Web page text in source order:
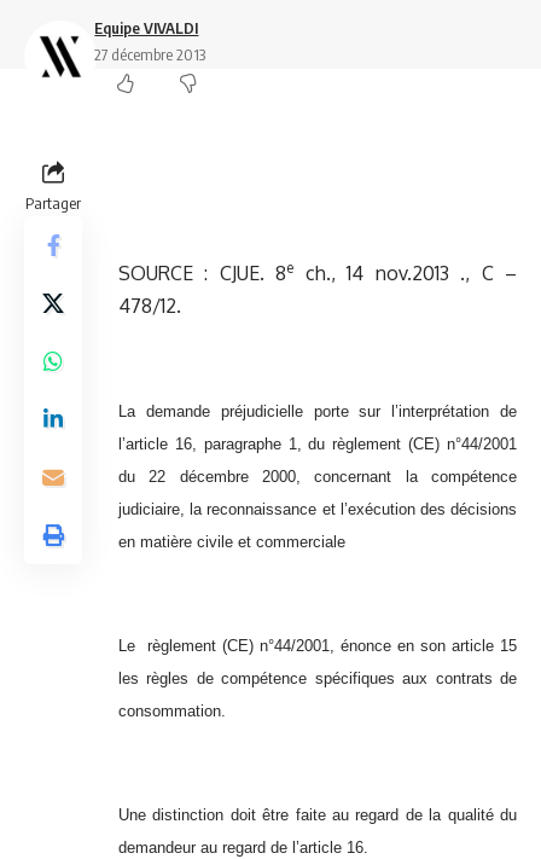
Equipe VIVALDI
27 décembre 2013
Partager
SOURCE : CJUE. 8e
ch., 14 nov.2013 ., C –
478/12.
La demande préjudicielle porte sur l’interprétation de
l’article 16, paragraphe 1, du règlement (CE) n°44/2001
du 22 décembre 2000, concernant la compétence
judiciaire, la reconnaissance et l’exécution des décisions
en matière civile et commerciale
Le règlement (CE) n°44/2001, énonce en son article 15
les règles de compétence spécifiques aux contrats de
consommation.
Une distinction doit être faite au regard de la qualité du
demandeur au regard de l’article 16.